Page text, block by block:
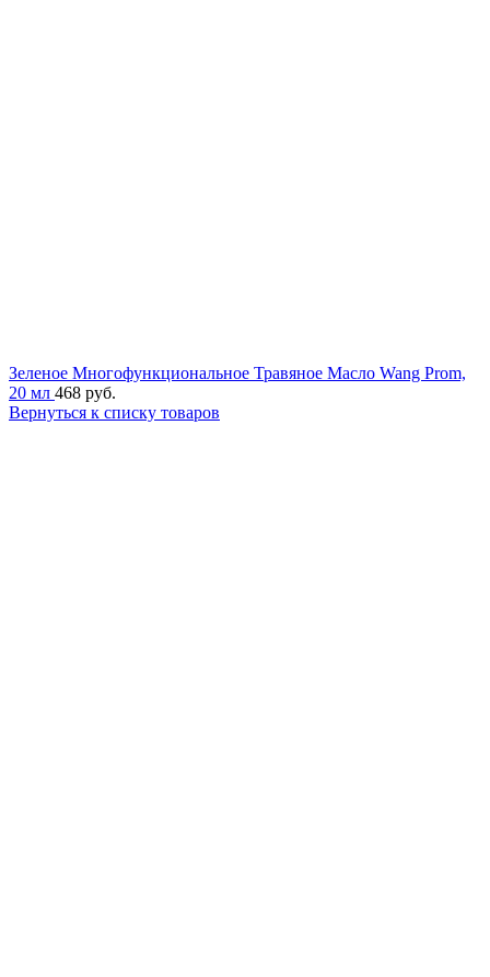
Зеленое Многофункциональное Травяное Масло Wang Prom,
20 мл 468 руб.
Вернуться к списку товаров